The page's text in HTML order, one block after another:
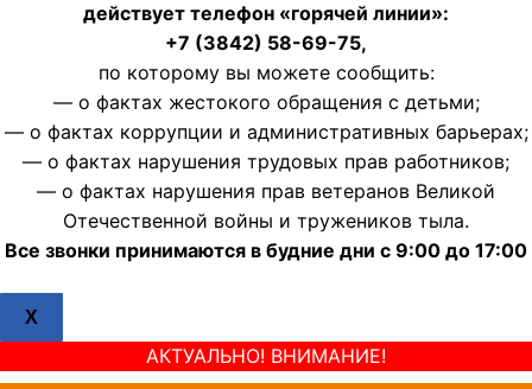
действует телефон «горячей линии»:
+7 (3842) 58-69-75,
по которому вы можете сообщить:
— о фактах жестокого обращения с детьми;
— о фактах коррупции и административных барьерах;
— о фактах нарушения трудовых прав работников;
— о фактах нарушения прав ветеранов Великой
Отечественной войны и тружеников тыла.
Все звонки принимаются в будние дни с 9:00 до 17:00
X
АКТУАЛЬНО! ВНИМАНИЕ!